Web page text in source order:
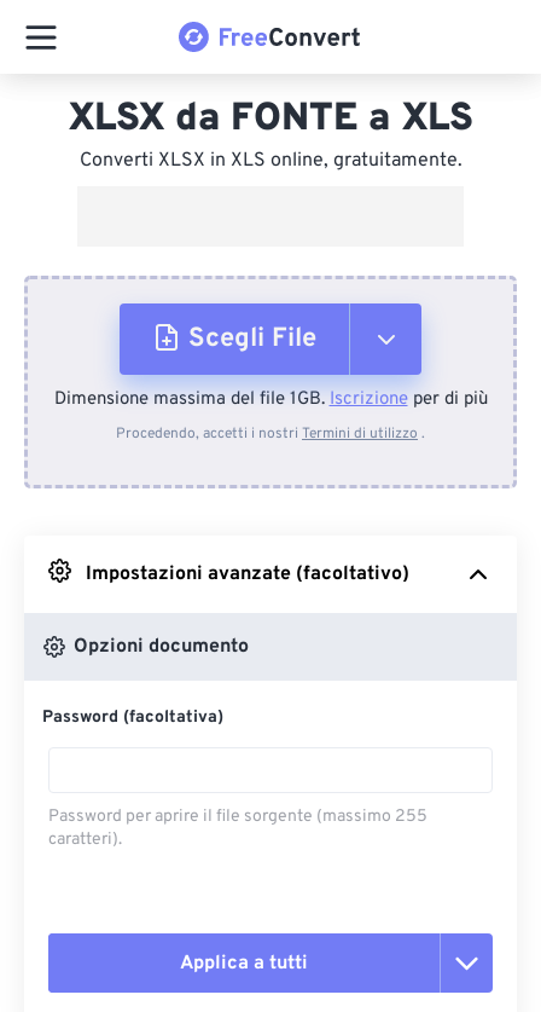
XLSX da FONTE a XLS
Converti XLSX in XLS online, gratuitamente.
Scegli File
Dal dispositivo
Da Google Drive
Dimensione massima del file 1GB.Iscrizioneper di più
Procedendo, accetti i nostri Termini di utilizzo .
Impostazioni avanzate (facoltativo)
Opzioni documento
Password (facoltativa)
Password per aprire il file sorgente (massimo 255
caratteri).
Applica a tutti